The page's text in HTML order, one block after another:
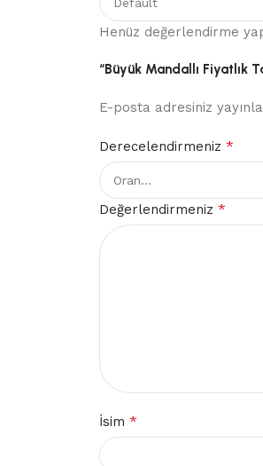
Henüz değerlendirme
“Büyük Mandallı Fiyatlık
E-posta adresiniz
Derecelendirmeniz *
Değerlendirmeniz *
İsim *